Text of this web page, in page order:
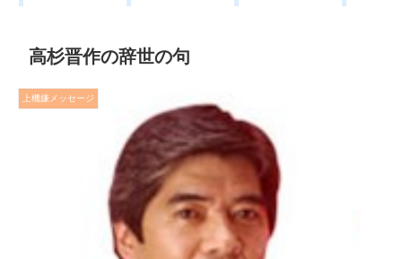
高杉晋作の辞世の句
上機嫌メッセージ